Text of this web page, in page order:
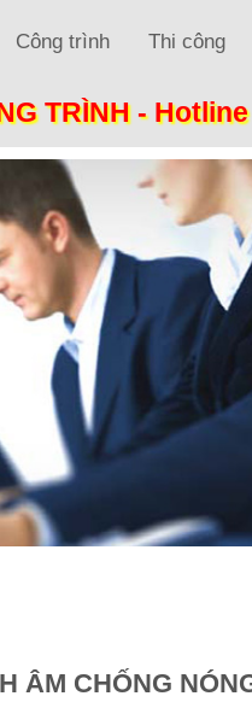
Công trình Thi công
TRÌNH -Hotline
ÂM CHỐNG